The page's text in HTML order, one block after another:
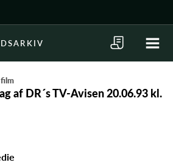
film
af DR´s TV-Avisen 20.06.93 kl.